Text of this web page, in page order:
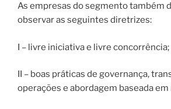
As empresas do segmento também
observar as seguintes diretrizes:
I – livre iniciativa e livre concorrência;
II – boas práticas de governança,
operações e abordagem baseada em